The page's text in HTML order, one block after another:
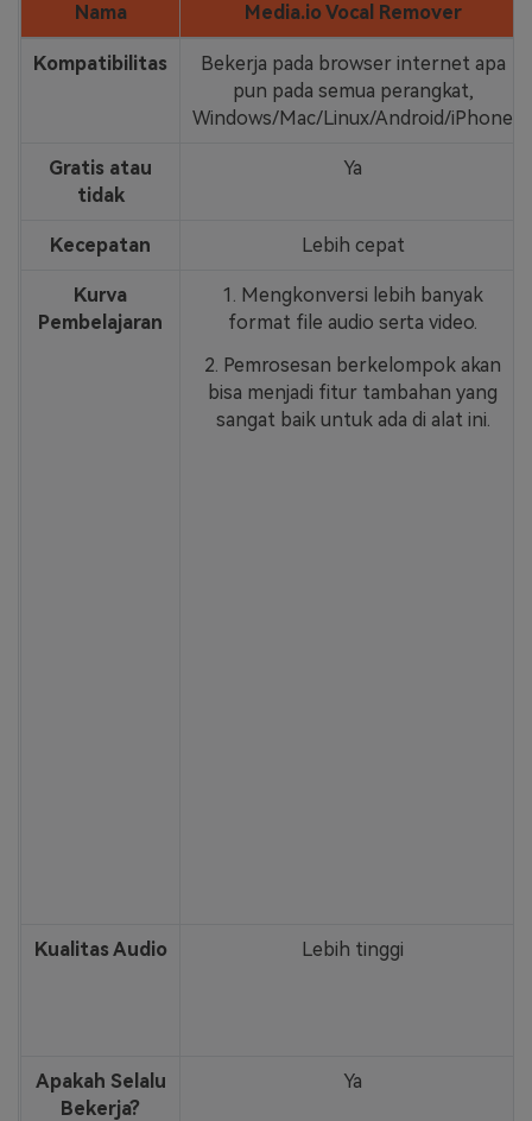
Nama Media.io Vocal Remover
Kompatibilitas
Bekerja pada browser internet apa
pun pada semua perangkat,
Windows/Mac/Linux/Android/iPhone
Gratis atau
tidak
Ya
Kecepatan Lebih cepat
Kurva
Pembelajaran
1. Mengkonversi lebih banyak
format file audio serta video.
2. Pemrosesan berkelompok akan
bisa menjadi fitur tambahan yang
sangat baik untuk ada di alat ini.
Kualitas Audio Lebih tinggi
Apakah Selalu
Bekerja?
Ya